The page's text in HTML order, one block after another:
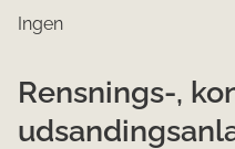
Ingen
Rensnings-,